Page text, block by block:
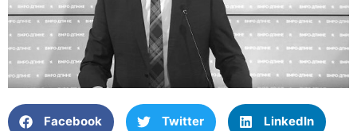
Facebook Twitter LinkedIn